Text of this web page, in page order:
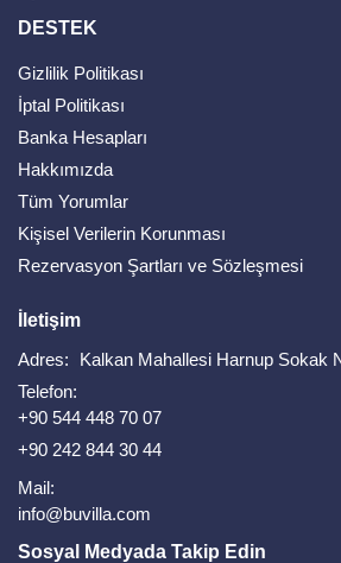
DESTEK
Gizlilik Politikası
İptal Politikası
Banka Hesapları
Hakkımızda
Tüm Yorumlar
Kişisel Verilerin Korunması
Rezervasyon Şartları ve Sözleşmesi
İletişim
Adres:
Kalkan Mahallesi Harnup Sokak
Telefon:
+90 544 448 70 07
+90 242 844 30 44
Mail:
info@buvilla.com
Sosyal Medyada Takip Edin